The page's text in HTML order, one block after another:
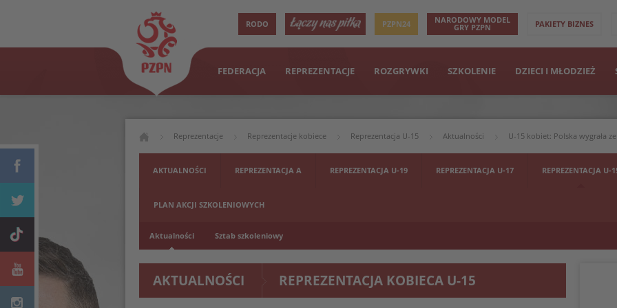
RODO PZPN24 NARODOWY MODEL
GRY PZPN PAKIETY BIZNES
FEDERACJA REPREZENTACJE ROZGRYWKI SZKOLENIE DZIECI I MŁODZIEŻ
Reprezentacje Reprezentacje kobiece Reprezentacja U-15 Aktualności U-15 kobiet: Polska wygrała ze
AKTUALNOŚCI REPREZENTACJA A REPREZENTACJA U-19 REPREZENTACJA U-17 REPREZENTACJA U-
PLAN AKCJI SZKOLENIOWYCH
Aktualności Sztab szkoleniowy
AKTUALNOŚCI REPREZENTACJA KOBIECA U-15